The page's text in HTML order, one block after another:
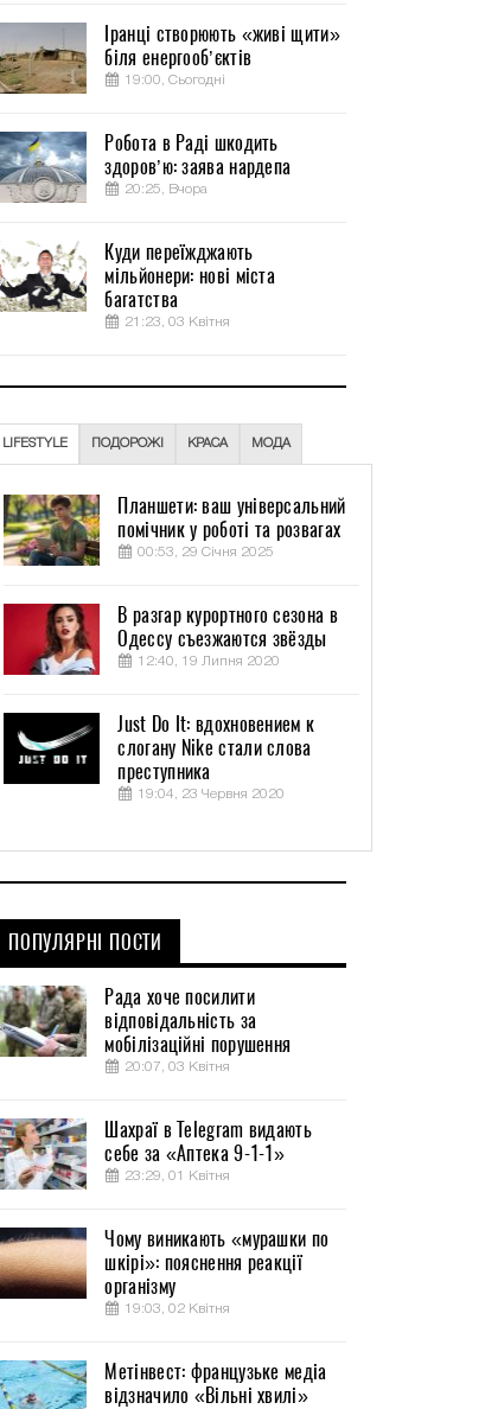
Іранці створюють «живі щити»
біля енергооб’єктів
19:00, Сьогодні
Робота в Раді шкодить
здоров’ю: заява нардепа
20:25, Вчора
Куди переїжджають
мільйонери: нові міста
багатства
21:23, 03 Квітня
LIFESTYLE ПОДОРОЖІ КРАСА МОДА
Планшети: ваш універсальний
помічник у роботі та розвагах
00:53, 29 Січня 2025
В разгар курортного сезона в
Одессу съезжаются звёзды
12:40, 19 Липня 2020
Just Do It: вдохновением к
слогану Nike стали слова
преступника
19:04, 23 Червня 2020
ПОПУЛЯРНІ ПОСТИ
Рада хоче посилити
відповідальність за
мобілізаційні порушення
20:07, 03 Квітня
Шахраї в Telegram видають
себе за «Аптека 9-1-1»
23:29, 01 Квітня
Чому виникають «мурашки по
шкірі»: пояснення реакції
організму
19:03, 02 Квітня
Метінвест: французьке медіа
відзначило «Вільні хвилі»